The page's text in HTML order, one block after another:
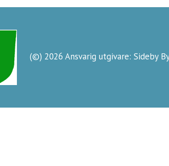
(©) 2026 Ansvarig utgivare: Sideby